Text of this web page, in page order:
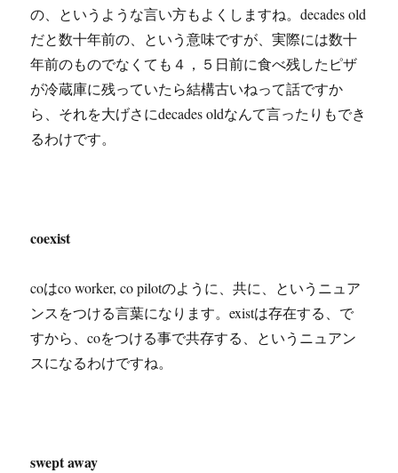
の、というような言い方もよくしますね。decades old
だと数十年前の、という意味ですが、実際には数十
年前のものでなくても４，５日前に食べ残したピザ
が冷蔵庫に残っていたら結構古いねって話ですか
ら、それを大げさにdecades oldなんて言ったりもでき
るわけです。
coexist
coはco worker, co pilotのように、共に、というニュア
ンスをつける言葉になります。existは存在する、で
すから、coをつける事で共存する、というニュアン
スになるわけですね。
swept away